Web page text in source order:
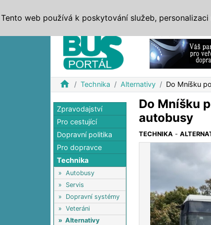
home Technika Alternativy Do Mníšku
Zpravodajství
Pro cestující
Dopravní politika
Pro dopravce
Technika
» Autobusy
» Servis
» Dopravní systémy
» Veteráni
» Alternativy
Do Mníšku
autobusy
TECHNIKA -
Tento web používá k poskytování služeb,